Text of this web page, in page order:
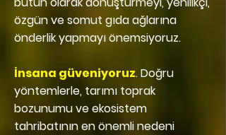
özgün ve somut gıda ağlarına
önderlik yapmayı önemsiyoruz.
İnsana güveniyoruz. Doğru
yöntemlerle, tarımı toprak
bozunumu ve ekosistem
tahribatının en önemli nedeni